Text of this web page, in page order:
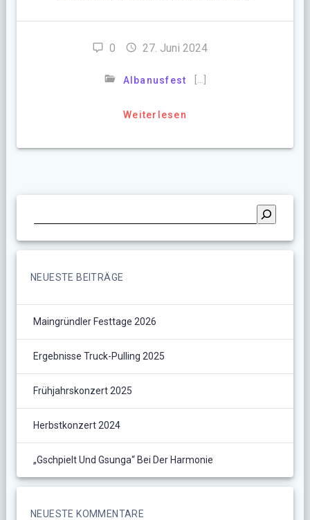
0 27. Juni 2024
Albanusfest
Weiterlesen
NEUESTE BEITRÄGE
Maingründler Festtage 2026
Ergebnisse Truck-Pulling 2025
Frühjahrskonzert 2025
Herbstkonzert 2024
„Gschpielt Und Gsunga“ Bei Der Harmonie
NEUESTE KOMMENTARE